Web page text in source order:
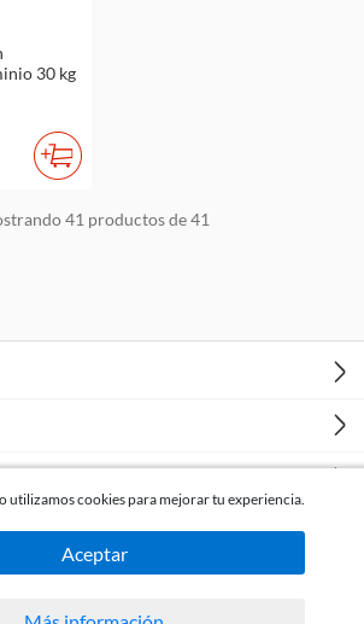
30 kg
41 productos de41
utilizamos cookies para mejorar tu experiencia.
Aceptar